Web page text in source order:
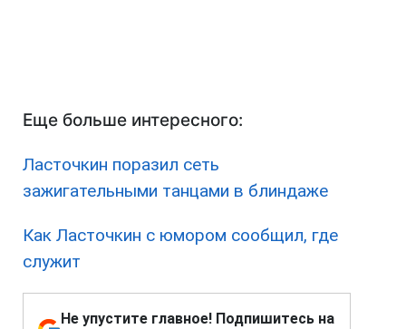
Еще больше интересного:
Ласточкин поразил сеть
зажигательными танцами в блиндаже
Как Ласточкин с юмором сообщил, где
служит
Не упустите главное! Подпишитесь на